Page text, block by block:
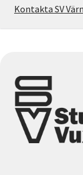
Kontakta SV